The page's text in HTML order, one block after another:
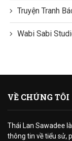
Truyện Tranh
Wabi Sabi
VỀ CHÚNG TÔI
Thái Lan Sawadee
thông tin về tiểu sử,